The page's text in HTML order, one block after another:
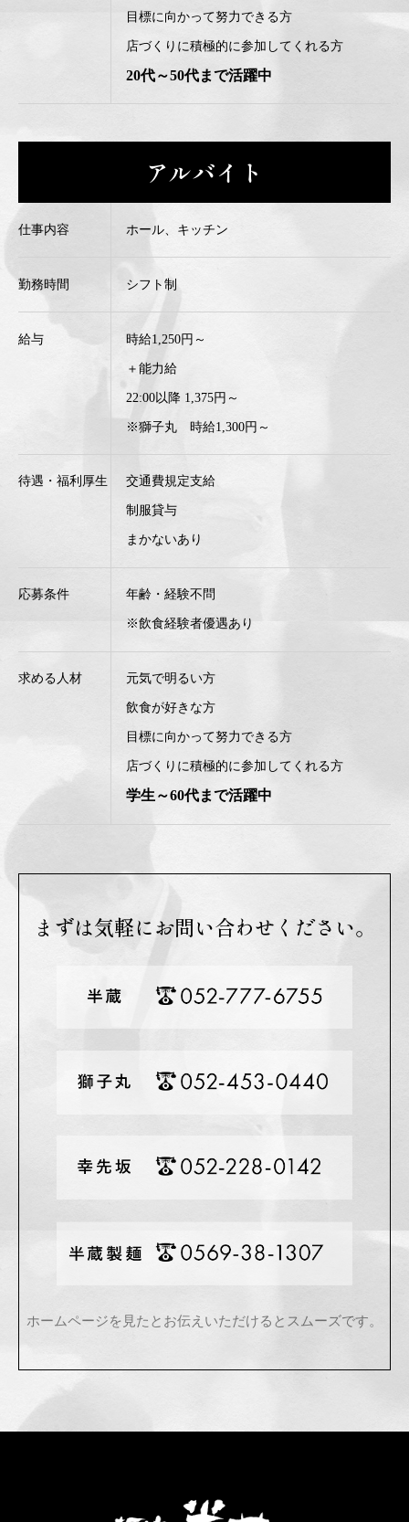
目標に向かって努力できる方
店づくりに積極的に参加してくれる方
20代～50代まで活躍中
アルバイト
仕事内容 ホール、キッチン
勤務時間 シフト制
給与 時給1,250円～
＋能力給
22:00以降 1,375円～
※獅子丸 時給1,300円～
待遇・福利厚生 交通費規定支給
制服貸与
まかないあり
応募条件 年齢・経験不問
※飲食経験者優遇あり
求める人材 元気で明るい方
飲食が好きな方
目標に向かって努力できる方
店づくりに積極的に参加してくれる方
学生～60代まで活躍中
まずは気軽にお問い合わせください。
ホームページを見たとお伝えいただけるとスムーズです。